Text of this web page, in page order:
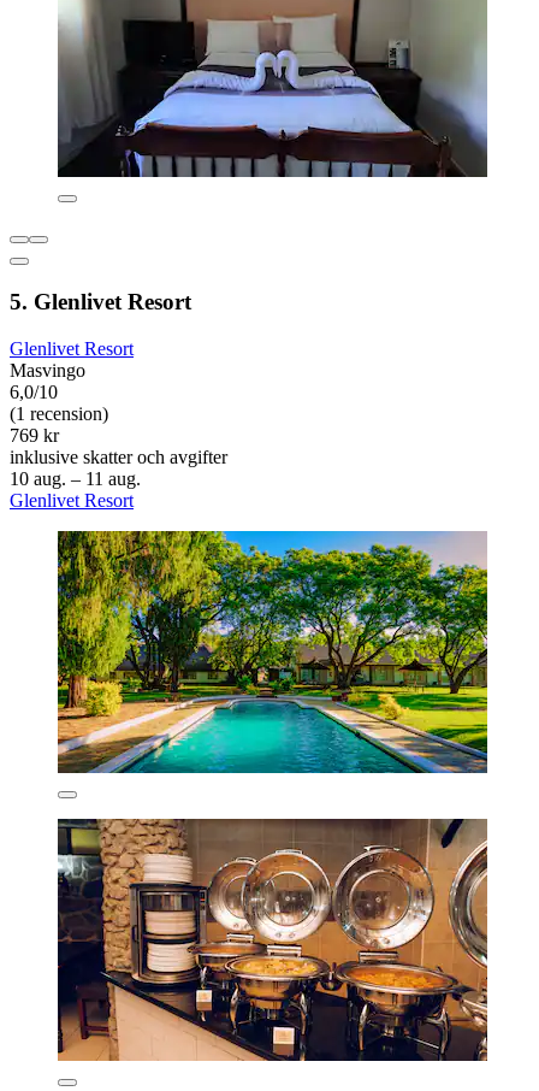
5. Glenlivet Resort
Glenlivet Resort
Masvingo
6,0/10
(1 recension)
769 kr
inklusive skatter och avgifter
10 aug. – 11 aug.
Glenlivet Resort